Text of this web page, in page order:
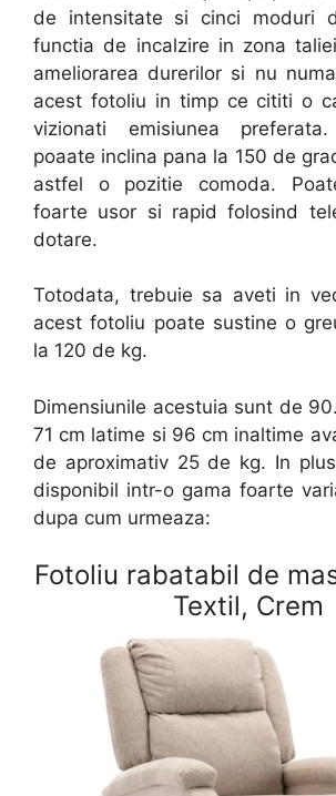
de intensitate si cinci moduri
functia de incalzire in zona
ameliorarea durerilor si nu
acest fotoliu in timp ce cititi o
vizionati emisiunea
poaate inclina pana la 150 de
astfel o pozitie comoda.
foarte usor si rapid folosind
dotare.
Totodata, trebuie sa aveti in
acest fotoliu poate sustine o
la 120 de kg.
Dimensiunile acestuia sunt de
71 cm latime si 96 cm inaltime
de aproximativ 25 de kg. In
disponibil intr-o gama foarte
dupa cum urmeaza:
Fotoliu rabatabil de
Textil, Crem